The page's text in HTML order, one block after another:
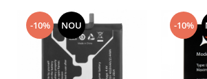
Xiaomi
Touchscreen
ALCATEL
-10% NOU -10%